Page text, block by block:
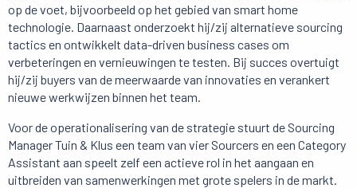
op de voet, bijvoorbeeld op het gebied van smart home
technologie. Daarnaast onderzoekt hij/zij alternatieve sourcing
tactics en ontwikkelt data-driven business cases om
verbeteringen en vernieuwingen te testen. Bij succes overtuigt
hij/zij buyers van de meerwaarde van innovaties en verankert
nieuwe werkwijzen binnen het team.
Voor de operationalisering van de strategie stuurt de Sourcing
Manager Tuin & Klus een team van vier Sourcers en een Category
Assistant aan speelt zelf een actieve rol in het aangaan en
uitbreiden van samenwerkingen met grote spelers in de markt.